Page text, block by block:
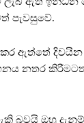
පැවසුවේ.
ඇත්තේ දිවයින
නතර
බවයි ඔහු